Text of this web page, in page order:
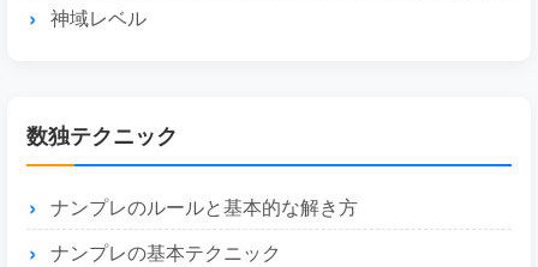
神域レベル
数独テクニック
ナンプレのルールと基本的な解き方
ナンプレの基本テクニック